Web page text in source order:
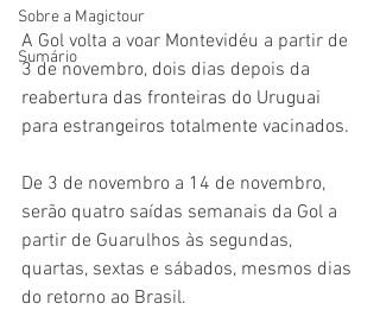
Sobre a Magictour
Sumário
A Gol volta a voar Montevidéu a partir de
3 de novembro, dois dias depois da
reabertura das fronteiras do Uruguai
para estrangeiros totalmente vacinados.
De 3 de novembro a 14 de novembro,
serão quatro saídas semanais da Gol a
partir de Guarulhos às segundas,
quartas, sextas e sábados, mesmos dias
do retorno ao Brasil.